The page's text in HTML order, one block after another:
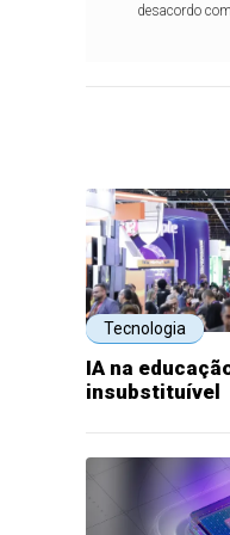
desacordo
Tecnologia
IA na
insubstituível